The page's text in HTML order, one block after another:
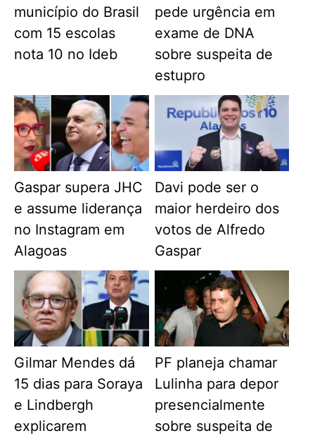
município do Brasil
com 15 escolas
nota 10 no Ideb
pede urgência em
exame de DNA
sobre suspeita de
estupro
Gaspar supera JHC
e assume liderança
no Instagram em
Alagoas
Davi pode ser o
maior herdeiro dos
votos de Alfredo
Gaspar
Gilmar Mendes dá
15 dias para Soraya
e Lindbergh
explicarem
PF planeja chamar
Lulinha para depor
presencialmente
sobre suspeita de